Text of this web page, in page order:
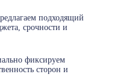
подходящий
срочности и
фиксируем
сторон и